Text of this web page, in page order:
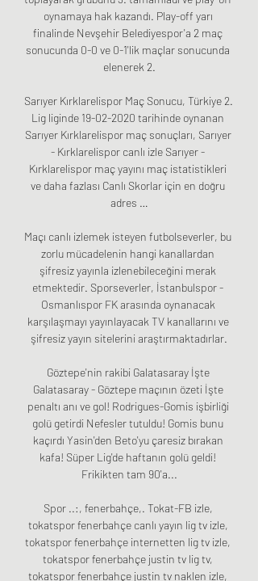
oynamaya hak kazandı. Play-off yarı
finalinde Nevşehir Belediyespor'a 2 maç
sonucunda 0-0 ve 0-1'lik maçlar sonucunda
elenerek 2.
Sarıyer Kırklarelispor Maç Sonucu, Türkiye 2.
Lig liginde 19-02-2020 tarihinde oynanan
Sarıyer Kırklarelispor maç sonuçları, Sarıyer
- Kırklarelispor canlı izle Sarıyer -
Kırklarelispor maç yayını maç istatistikleri
ve daha fazlası Canlı Skorlar için en doğru
adres …
Maçı canlı izlemek isteyen futbolseverler, bu
zorlu mücadelenin hangi kanallardan
şifresiz yayınla izlenebileceğini merak
etmektedir. Sporseverler, İstanbulspor -
Osmanlıspor FK arasında oynanacak
karşılaşmayı yayınlayacak TV kanallarını ve
şifresiz yayın sitelerini araştırmaktadırlar.
Göztepe'nin rakibi Galatasaray İşte
Galatasaray - Göztepe maçının özeti İşte
penaltı anı ve gol! Rodrigues-Gomis işbirliği
golü getirdi Nefesler tutuldu! Gomis bunu
kaçırdı Yasin'den Beto'yu çaresiz bırakan
kafa! Süper Lig'de haftanın golü geldi!
Frikikten tam 90'a...
Spor ..:, fenerbahçe,. Tokat-FB izle,
tokatspor fenerbahçe canlı yayın lig tv izle,
tokatspor fenerbahçe internetten lig tv izle,
tokatspor fenerbahçe justin tv lig tv,
tokatspor fenerbahçe justin tv naklen izle,